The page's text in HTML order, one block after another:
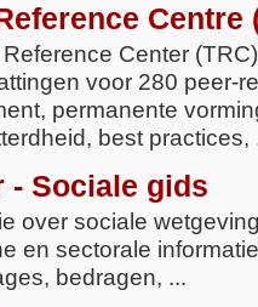
Centre
Center
voor 280 peer-
permanente
best practices,
- Sociale gids
over sociale
en sectorale
bedragen, ...